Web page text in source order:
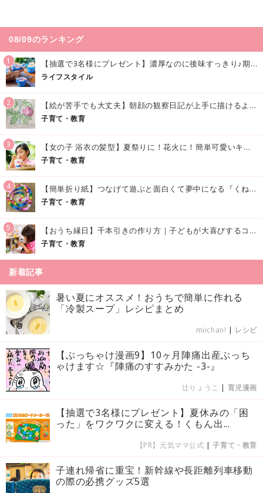
08/09のランキング
1 【抽選で3名様にプレゼント】濃厚なのに後味すっきり♪期間限定の「メイトーのなめらかプリン カルピス®入りソース」で夏を味わおう！
ライフスタイル
2 【絵が苦手でも大丈夫】朝顔の観察日記が上手に描けるようになる方法｜イラスト付き
子育て・教育
3 【女の子 浴衣の髪型】夏祭りに！花火に！簡単可愛いキッズの浴衣ヘアアレンジまとめ
子育て・教育
4 【簡単折り紙】つなげて遊ぶと面白くて夢中になる『くねくねへびさんの作り方』
子育て・教育
5 【おうち縁日】千本引きの作り方｜子どもが大喜びするコツやアイデア♪
子育て・教育
新着記事
暑い夏にオススメ！おうちで簡単に作れる
「冷製スープ」レシピまとめ
miichan! | レシピ
【ぶっちゃけ漫画9】10ヶ月陣痛出産ぶっち
ゃけます☆『陣痛のすすみかた -3-』
辻りょうこ | 育児漫画
【抽選で3名様にプレゼント】夏休みの「困
った」をワクワクに変える！くもん出...
【PR】元気ママ公式 |子育て・教育
子連れ帰省に重宝！新幹線や長距離列車移動
の際の必携グッズ5選